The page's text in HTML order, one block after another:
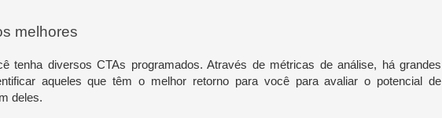
melhores
tenha diversos CTAs programados. Através de métricas de análise, há grandes
aqueles que têm o melhor retorno para você para avaliar o potencial de
deles.